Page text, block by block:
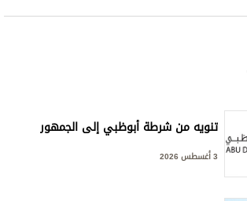
تنويه من شرطة أبوظبي إلى الجمهور